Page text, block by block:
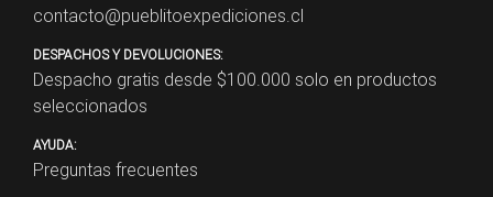
contacto@pueblitoexpediciones.cl
DESPACHOS Y DEVOLUCIONES:
Despacho gratis desde $100.000 solo en productos
seleccionados
AYUDA:
Preguntas frecuentes